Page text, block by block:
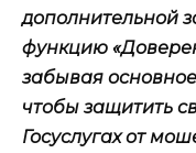
дополнительной
функцию
забывая
чтобы защитить
Госуслугах от